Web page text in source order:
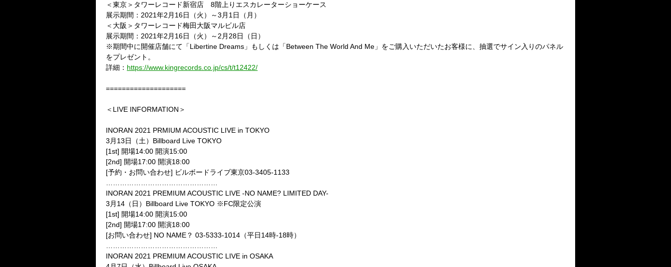
＜東京＞タワーレコード新宿店 8階上りエスカレーターショーケース
展示期間： 2021年2 月 16日（火）～3 月 1 日（月）
＜大阪＞タワーレコード梅田大阪マルビル店
展示期間： 2021年2 月 16日（火）～ 2 月 28日（日）
※期間中に開催店舗にて「Libertine Dreams 」もしくは「Between The World And Me 」をご購入いただいたお客様に、抽選でサイン入りのパネル
をプレゼント。
詳細： https://www.kingrecords.co.jp/cs/t/t12422/
====================
＜LIVE INFORMATION＞
INORAN 2021 PRMIUM ACOUSTIC LIVE in TOKYO
3 月 13日（土） Billboard Live TOKYO
[1st] 開場14:00 開演15:00
[2nd] 開場17:00 開演18:00
[予約・お問い合わせ] ビルボードライブ東京03-3405-1133
INORAN 2021 PREMIUM ACOUSTIC LIVE -NO NAME? LIMITED DAY-
3 月 14 （日） Billboard Live TOKYO ※FC限定公演
[1st] 開場14:00 開演15:00
[2nd] 開場17:00 開演18:00
[お問い合わせ] NO NAME ？ 03-5333-1014 （平日14時-18時）
INORAN 2021 PREMIUM ACOUSTIC LIVE in OSAKA